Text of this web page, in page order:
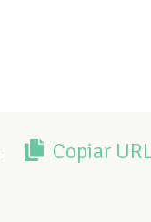
Copiar